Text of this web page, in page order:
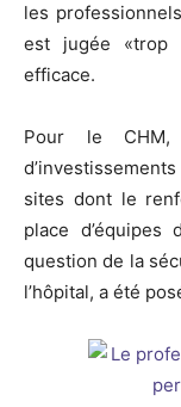
les
est jugée «trop
efficace.
Pour le
sites dont le
place
question de la
l’hôpital, a été